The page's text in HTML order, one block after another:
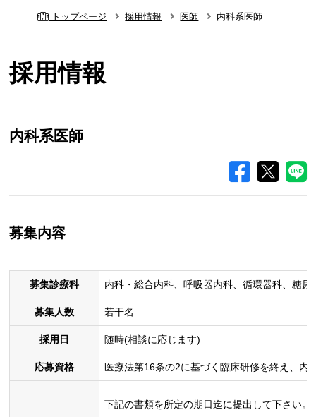
トップページ 採用情報 医師 内科系医師
採用情報
内科系医師
募集内容
募集診療科 内科・総合内科、呼吸器内科、循環器科、糖尿
募集人数 若干名
採用日 随時(相談に応じます)
応募資格 医療法第16条の2に基づく臨床研修を終え、内
下記の書類を所定の期日迄に提出して下さい。